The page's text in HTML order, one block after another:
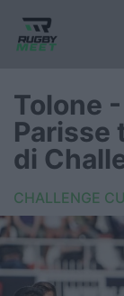
Nazionale
Nazionali
Rugby
FIR
Tolone
Parisse
di
CHALLENGE